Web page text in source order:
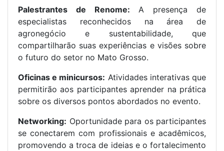
Palestrantes de Renome: A presença de
especialistas reconhecidos na área de
agronegócio e sustentabilidade, que
compartilharão suas experiências e visões sobre
o futuro do setor no Mato Grosso.
Oficinas e minicursos: Atividades interativas que
permitirão aos participantes aprender na prática
sobre os diversos pontos abordados no evento.
Networking: Oportunidade para os participantes
se conectarem com profissionais e acadêmicos,
promovendo a troca de ideias e o fortalecimento